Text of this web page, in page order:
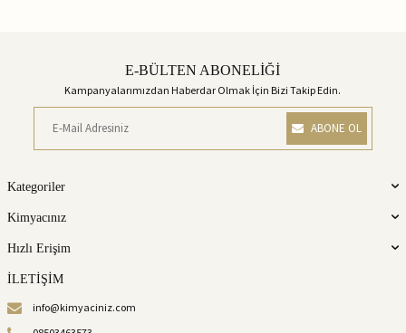
E-BÜLTEN ABONELİĞİ
Kampanyalarımızdan Haberdar Olmak İçin Bizi Takip Edin.
ABONE OL
Kategoriler
Kimyacınız
Hızlı Erişim
İLETİŞİM
info@kimyaciniz.com